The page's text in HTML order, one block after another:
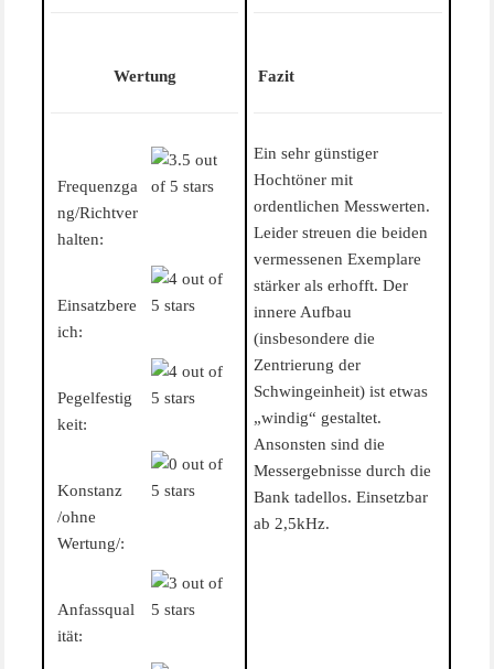
Wertung
Frequenzga
ng/Richtver
halten:
Einsatzbere
ich:
Pegelfestig
keit:
Konstanz
/ohne
Wertung/:
Anfassqual
ität:
Fazit
Ein sehr günstiger
Hochtöner mit
ordentlichen Messwerten.
Leider streuen die beiden
vermessenen Exemplare
stärker als erhofft. Der
innere Aufbau
(insbesondere die
Zentrierung der
Schwingeinheit) ist etwas
„windig“ gestaltet.
Ansonsten sind die
Messergebnisse durch die
Bank tadellos. Einsetzbar
ab 2,5kHz.